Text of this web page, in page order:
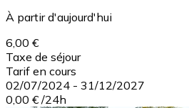
À partir d'aujourd'hui
6,00 €
Taxe de séjour
Tarif en cours
02/07/2024 - 31/12/2027
0,00 € /24h